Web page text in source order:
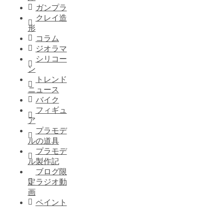
ガンプラ
クレイ造
形
コラム
ジオラマ
シリコー
ン
トレンド
ニュース
バイク
フィギュ
ア
プラモデ
ルの道具
プラモデ
ル製作記
ブログ限
定ラジオ動
画
ペイント